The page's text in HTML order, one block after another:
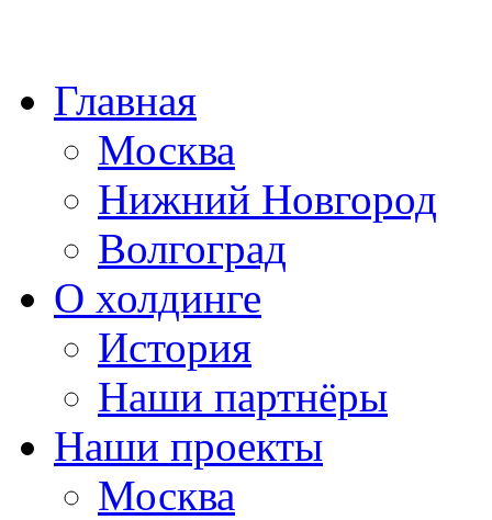
Главная
Москва
Нижний Новгород
Волгоград
О холдинге
История
Наши партнёры
Наши проекты
Москва